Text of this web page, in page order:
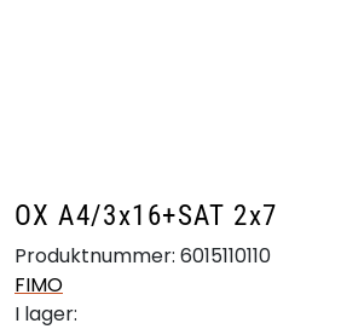
OX A4/3x16+SAT 2x7
Produktnummer: 6015110110
FIMO
I lager:
Leverantörer
Produktsök